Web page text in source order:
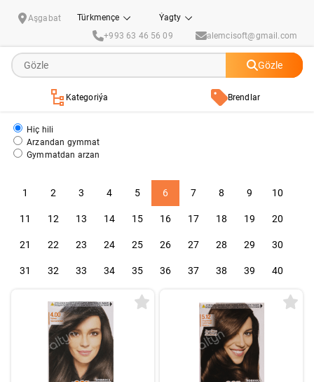
Aşgabat Türkmençe
Ýagty
+993 63 46 56 09
alemcisoft@gmail.com
Gözle
Kategoriýa Brendlar
Hiç hili
Arzandan gymmat
Gymmatdan arzan
1 2 3 4 5 6 7 8 9 10
11 12 13 14 15 16 17 18 19 20
21 22 23 24 25 26 27 28 29 30
31 32 33 34 35 36 37 38 39 40